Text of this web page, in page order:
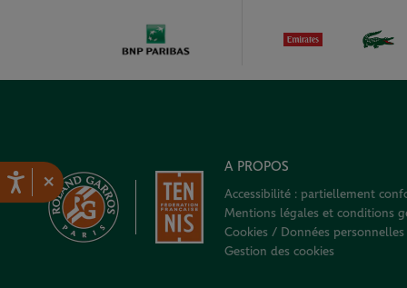
×
A PROPOS
Accessibilité : partiellement
Mentions légales et conditions
Cookies / Données personnelles
Gestion des cookies